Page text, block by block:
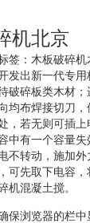
机北京
签：木板破碎
发出新一代专
破碎板类木材
均布焊接切刀
，若无则可插
中有一个容量
不转动，施加
可先取下电容
机混凝土搅。
保浏览器的栏